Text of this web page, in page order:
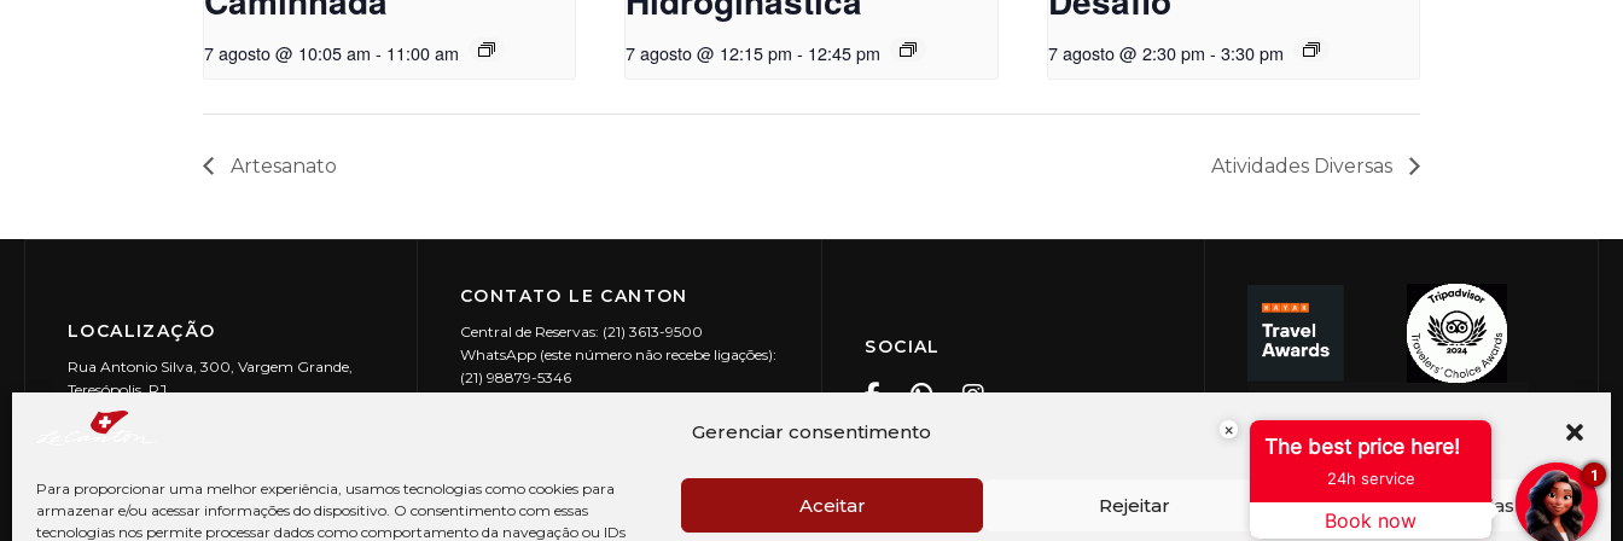
Gerenciar consentimento
Para proporcionar uma melhor experiência, usamos tecnologias como cookies para
armazenar e/ou acessar informações do dispositivo. O consentimento com essas
tecnologias nos permite processar dados como comportamento da navegação ou IDs
Aceitar Rejeitar Ver preferências
7 agosto @ 10:05 am - 11:00 am 7 agosto @ 12:15 pm - 12:45 pm 7 agosto @ 2:30 pm - 3:30 pm
Artesanato Atividades Diversas
LOCALIZAÇÃO
Rua Antonio Silva, 300, Vargem Grande,
Teresópolis, RJ
CEP: 25990-150
CONTATO LE CANTON
Central de Reservas: (21) 3613-9500
WhatsApp (este número não recebe ligações):
(21) 98879-5346
SOCIAL
×
The best price here!
24h service
Book now
1